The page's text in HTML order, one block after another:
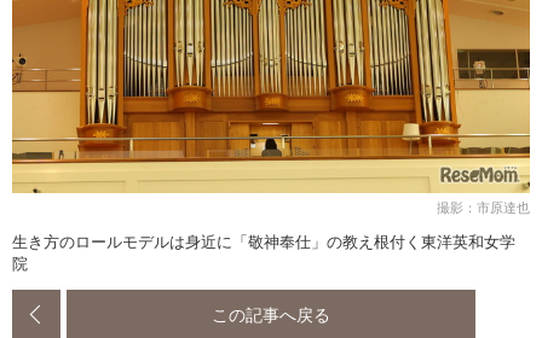
撮影：市原達也
生き方のロールモデルは身近に「敬神奉仕」の教え根付く東洋英和女学
院
この記事へ戻る